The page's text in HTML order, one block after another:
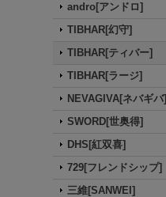
andro[アンドロ]
TIBHAR[幻守]
TIBHAR[ティバー]
TIBHAR[ラージ]
NEVAGIVA[ネバギバ]
SWORD[世奥得]
DHS[紅双喜]
729[フレンドシップ]
三維[SANWEI]